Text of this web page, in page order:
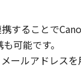
ることで
可能です。
ルアドレスを